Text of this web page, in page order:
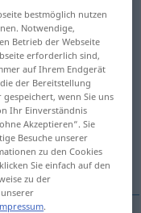
antippen)
scherp, pittig,
bestmöglich nutzen
Notwendige,
Betrieb der Webseite
erforderlich sind,
auf Ihrem Endgerät
der Bereitstellung
wenn Sie uns
Ihr Einverständnis
Akzeptieren“. Sie
Besuche unserer
zu den Cookies
Sie einfach auf den
zu der
.